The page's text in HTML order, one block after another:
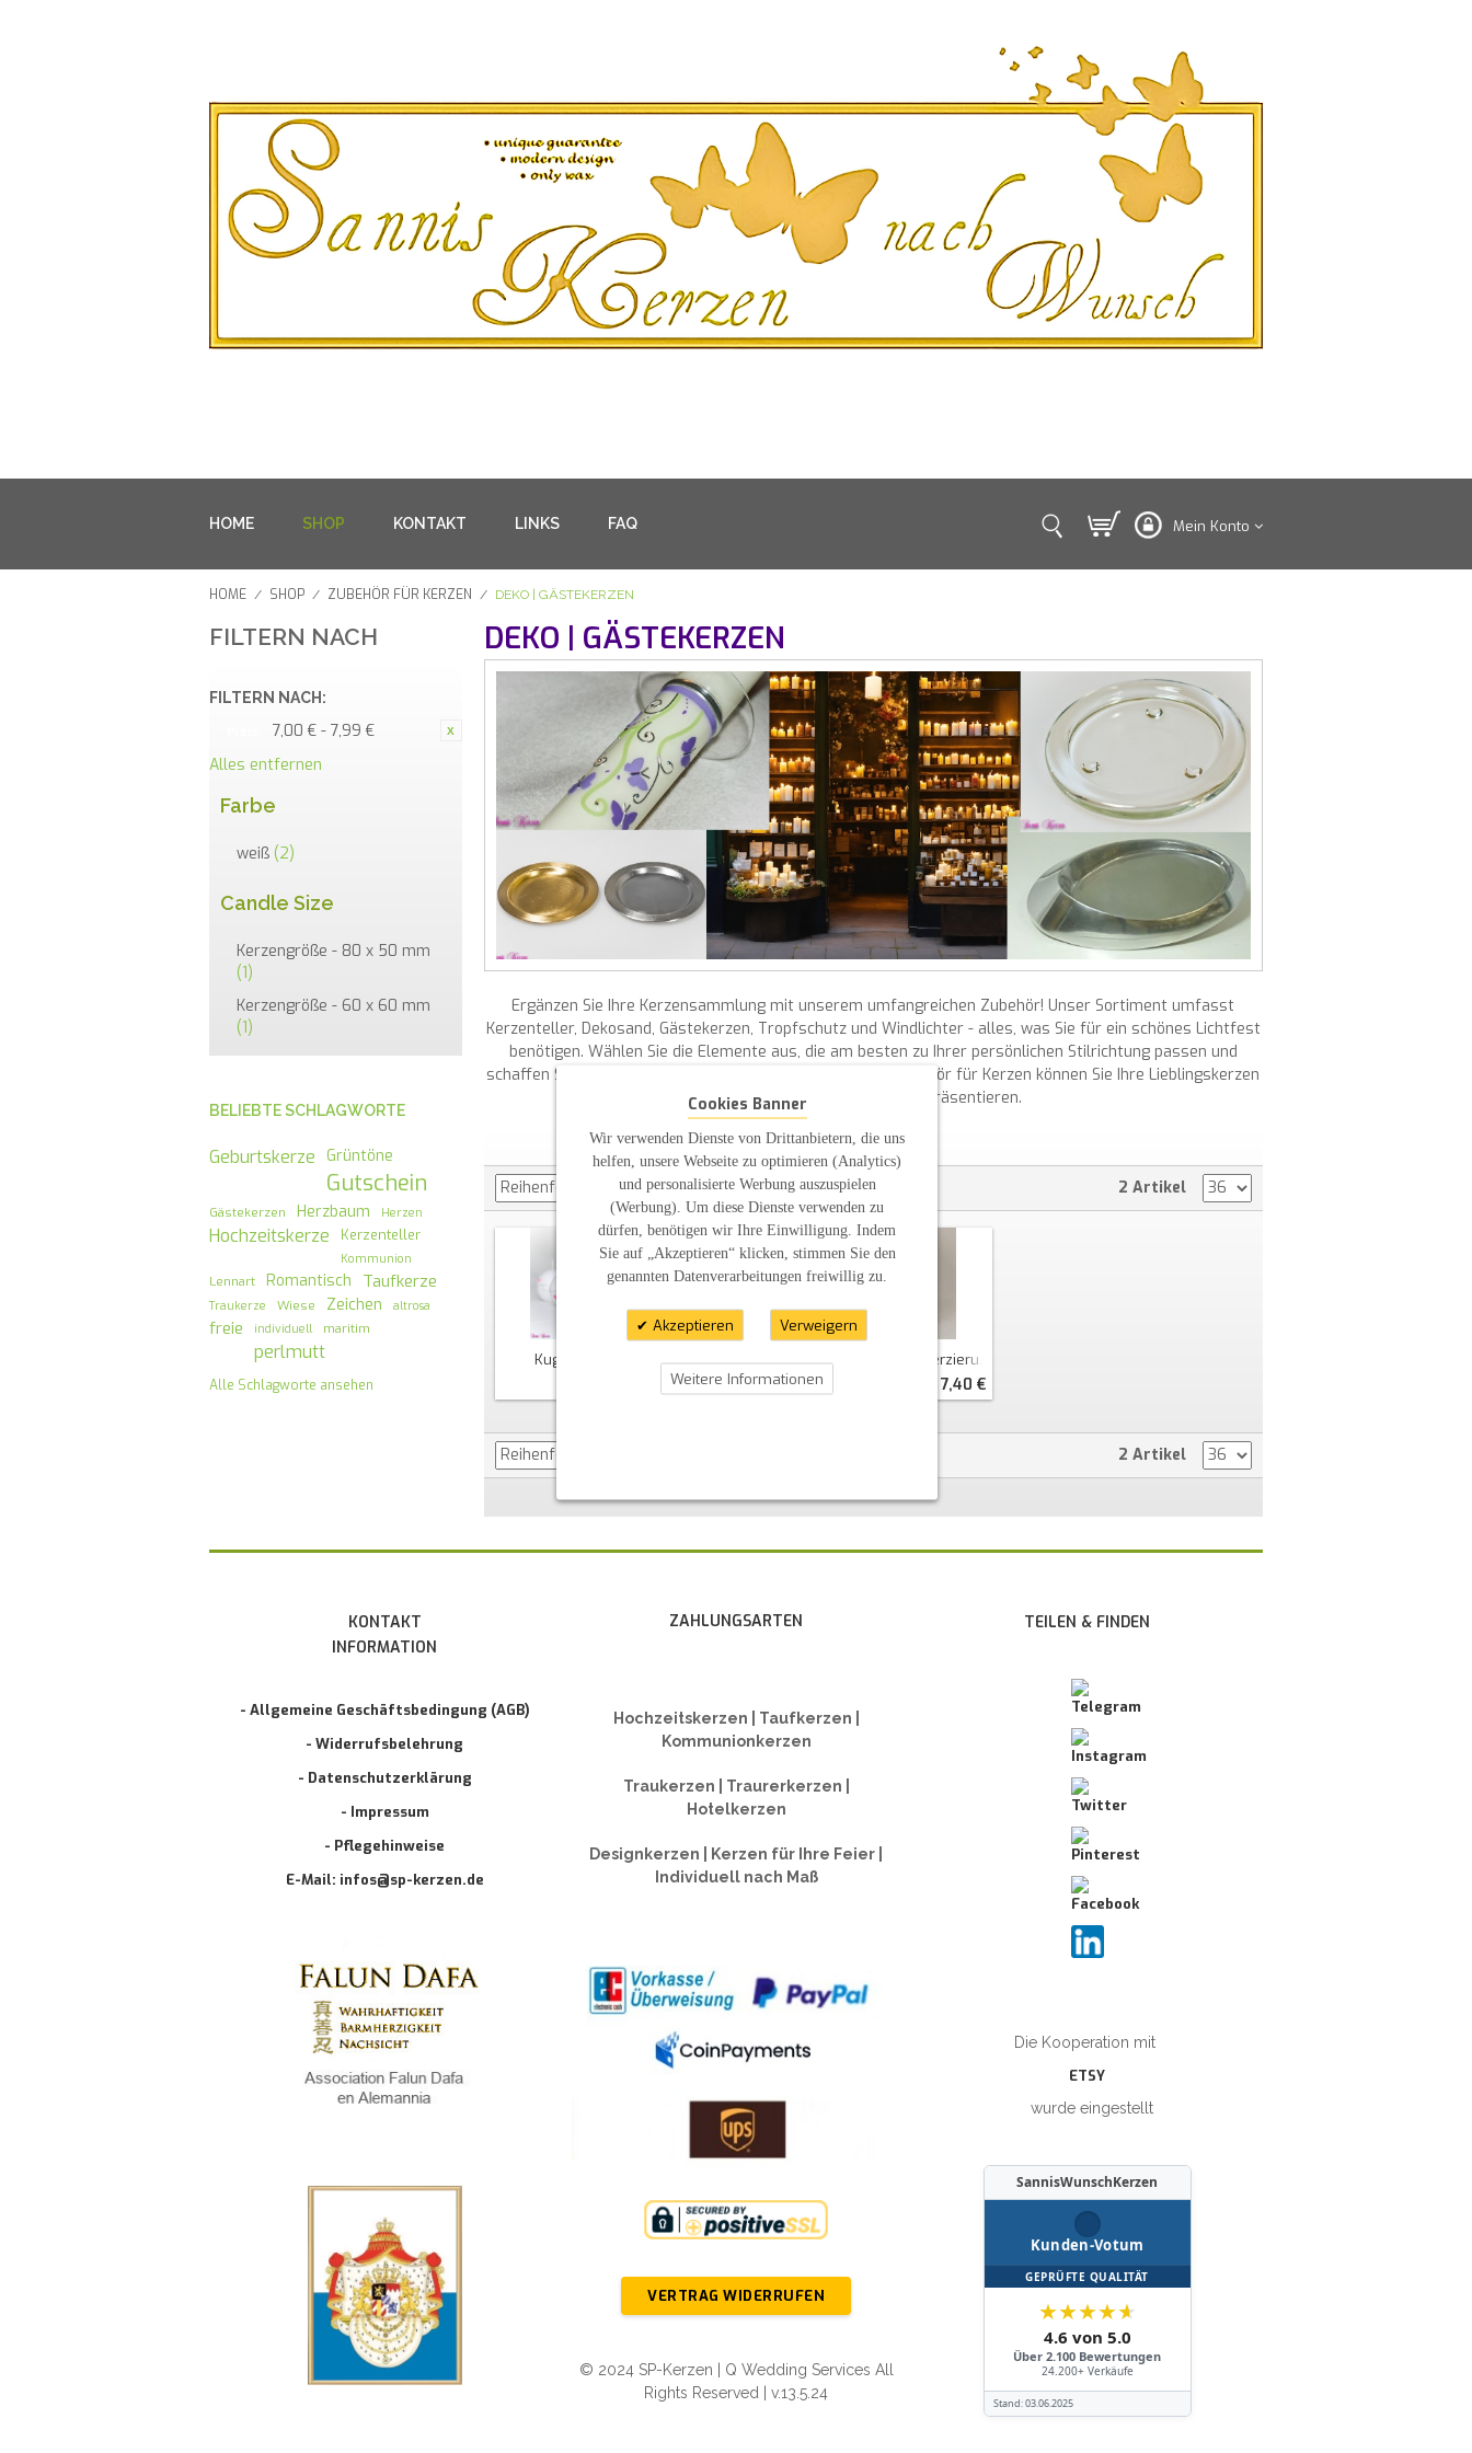
Mein Konto
HOME SHOP KONTAKT LINKS FAQ
HOME / SHOP / ZUBEHÖR FÜR KERZEN / DEKO | GÄSTEKERZEN
FILTERN NACH
FILTERN NACH:
7,00 € - 7,99 €
Alles entfernen
Farbe
weiß (2)
Candle Size
Kerzengröße - 80 x 50 mm
(1)
Kerzengröße - 60 x 60 mm
(1)
DEKO | GÄSTEKERZEN
Ergänzen Sie Ihre Kerzensammlung mit unserem umfangreichen Zubehör! Unser Sortiment umfasst
Kerzenteller, Dekosand, Gästekerzen, Tropfschutz und Windlichter - alles, was Sie für ein schönes Lichtfest
benötigen. Wählen Sie die Elemente aus, die am besten zu Ihrer persönlichen Stilrichtung passen und
schaffen Sie eine gemütliche Atmosphäre. Mit unserem Zubehör für Kerzen können Sie Ihre Lieblingskerzen
schützen und noch schöner präsentieren.
2 Artikel
Kugelkerzen Mit Ranken
7,00 €
Gästekerze Stumpe Mit Verzierung
7,40 €
2 Artikel
BELIEBTE SCHLAGWORTE
Geburtskerze Grüntöne
Gutschein
Gästekerzen Herzbaum Herzen
Hochzeitskerze Kerzenteller
Kommunion
Lennart Romantisch Taufkerze
Traukerze Wiese Zeichen altrosa
freie individuell maritim
perlmutt
Alle Schlagworte ansehen
KONTAKT
INFORMATION
- Allgemeine Geschäftsbedingung (AGB)
- Widerrufsbelehrung
- Datenschutzerklärung
- Impressum
- Pflegehinweise
E-Mail: infos@sp-kerzen.de
ZAHLUNGSARTEN
Hochzeitskerzen | Taufkerzen |
Kommunionkerzen
Traukerzen | Traurerkerzen |
Hotelkerzen
Designkerzen | Kerzen für Ihre Feier |
Individuell nach Maß
VERTRAG WIDERRUFEN
© 2024 SP-Kerzen | Q Wedding Services All
Rights Reserved | v.13.5.24
TEILEN & FINDEN
Die Kooperation mit
ETSY
wurde eingestellt
SannisWunschKerzen
Kunden-Votum
GEPRÜFTE QUALITÄT
★★★★★
4.6 von 5.0
Über 2.100 Bewertungen
24.200+ Verkäufe
Stand:03.06.2025
Cookies Banner
Wir verwenden Dienste von Drittanbietern, die uns
helfen, unsere Webseite zu optimieren (Analytics)
und personalisierte Werbung auszuspielen
(Werbung). Um diese Dienste verwenden zu
dürfen, benötigen wir Ihre Einwilligung. Indem
Sie auf „Akzeptieren“ klicken, stimmen Sie den
genannten Datenverarbeitungen freiwillig zu.
Akzeptieren Verweigern
Weitere Informationen